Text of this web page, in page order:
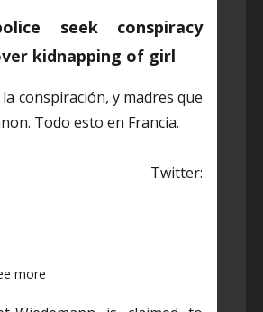
seek conspiracy
kidnapping of girl
conspiración, y madres que
Todo esto en Francia.
Twitter:
more